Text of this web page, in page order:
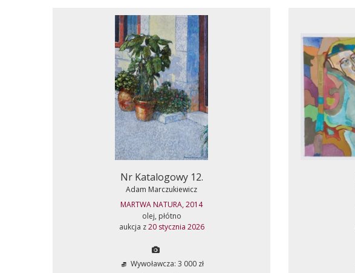
Nr Katalogowy 12.
Adam Marczukiewicz
MARTWA NATURA, 2014
olej, płótno
aukcja z20 stycznia 2026
Wywoławcza: 3 000 zł